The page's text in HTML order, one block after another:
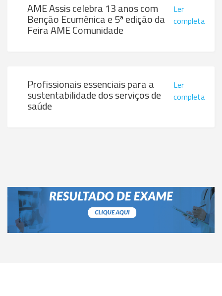
AME Assis celebra 13 anos com
Benção Ecumênica e 5ª edição da
Feira AME Comunidade
Ler
completa
Profissionais essenciais para a
sustentabilidade dos serviços de
saúde
Ler
completa